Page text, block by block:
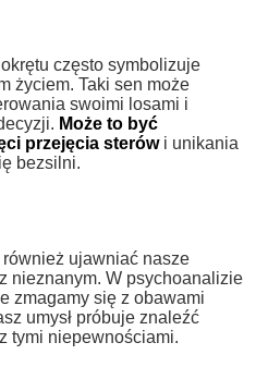
często symbolizuje
życiem. Taki sen może
swoimi losami i
Może to być
przejęcia sterówi unikania
bezsilni.
ujawniać nasze
nieznanym. W psychoanalizie
zmagamy się z obawami
umysł próbuje znaleźć
tymi niepewnościami.